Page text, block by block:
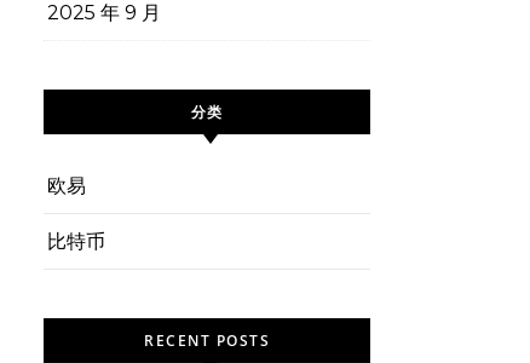
2025 年 9 月
分类
欧易
比特币
RECENT POSTS